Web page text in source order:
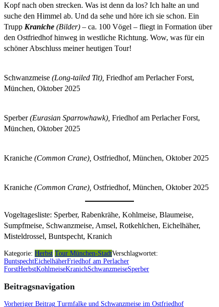
Kopf nach oben strecken. Was ist denn da los? Ich halte an und
suche den Himmel ab. Und da sehe und höre ich sie schon. Ein
Trupp Kraniche (Bilder) – ca. 100 Vögel – fliegt in Formation über
den Ostfriedhof hinweg in westliche Richtung. Wow, was für ein
schöner Abschluss meiner heutigen Tour!
Schwanzmeise (Long-tailed Tit), Friedhof am Perlacher Forst,
München, Oktober 2025
Sperber(Eurasian Sparrowhawk), Friedhof am Perlacher Forst,
München, Oktober 2025
Kraniche (Common Crane), Ostfriedhof, München, Oktober 2025
Kraniche (Common Crane), Ostfriedhof, München, Oktober 2025
Vogeltagesliste: Sperber, Rabenkrähe, Kohlmeise, Blaumeise,
Sumpfmeise, Schwanzmeise, Amsel, Rotkehlchen, Eichelhäher,
Misteldrossel, Buntspecht, Kranich
Kategorie: Herbst Tour München-StadtVerschlagwortet:
BuntspechtEichelhäherFriedhof am Perlacher
ForstHerbstKohlmeiseKranichSchwanzmeiseSperber
Beitragsnavigation
Vorheriger Beitrag Turmfalke und Schwanzmeise im Ostfriedhof